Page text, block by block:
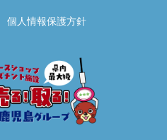
個人情報保護方針